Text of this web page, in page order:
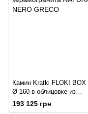
Камин Kratki FLOKI BOX
Ø 160 в облицовке из
керамогранита NATURALI
NERO GRECO
193 125 грн